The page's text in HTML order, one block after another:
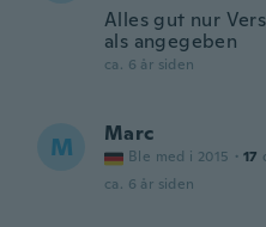
Alles gut nur
als angegeben
ca. 6 år siden
M Marc
Ble med i 2015 · 17
ca. 6 år siden